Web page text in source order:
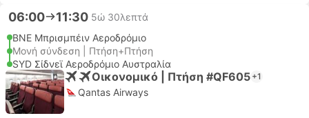
06:00 11:30 5ώ 30λεπτά
BNE Μπρισμπέιν Αεροδρόμιο
Μονή σύνδεση | Πτήση+Πτήση
SYD Σίδνεϊ Αεροδρόμιο Αυστραλία
Οικονομικό | Πτήση #QF605 +1
Qantas Airways